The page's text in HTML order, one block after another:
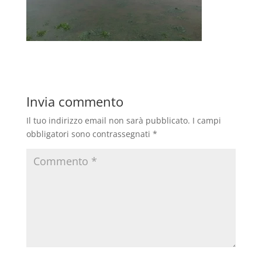
Invia commento
Il tuo indirizzo email non sarà pubblicato. I campi
obbligatori sono contrassegnati *